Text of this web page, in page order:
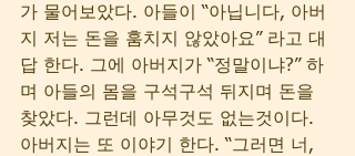
가 물어보았다. 아들이 “아닙니다, 아버
지 저는 돈을 훔치지 않았아요” 라고 대
답 한다. 그에 아버지가 “정말이냐?” 하
며 아들의 몸을 구석구석 뒤지며 돈을
찾았다. 그런데 아무것도 없는것이다.
아버지는 또 이야기 한다. “그러면 너,